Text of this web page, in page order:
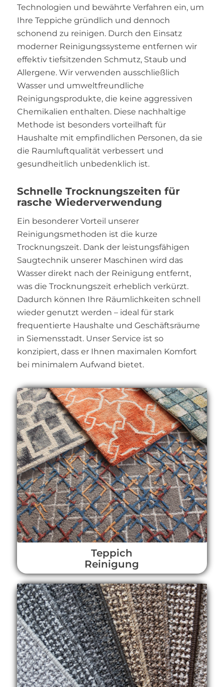
Technologien und bewährte Verfahren ein, um
Ihre Teppiche gründlich und dennoch
schonend zu reinigen. Durch den Einsatz
moderner Reinigungssysteme entfernen wir
effektiv tiefsitzenden Schmutz, Staub und
Allergene. Wir verwenden ausschließlich
Wasser und umweltfreundliche
Reinigungsprodukte, die keine aggressiven
Chemikalien enthalten. Diese nachhaltige
Methode ist besonders vorteilhaft für
Haushalte mit empfindlichen Personen, da sie
die Raumluftqualität verbessert und
gesundheitlich unbedenklich ist.
Schnelle Trocknungszeiten für
rasche Wiederverwendung
Ein besonderer Vorteil unserer
Reinigungsmethoden ist die kurze
Trocknungszeit. Dank der leistungsfähigen
Saugtechnik unserer Maschinen wird das
Wasser direkt nach der Reinigung entfernt,
was die Trocknungszeit erheblich verkürzt.
Dadurch können Ihre Räumlichkeiten schnell
wieder genutzt werden – ideal für stark
frequentierte Haushalte und Geschäftsräume
in Siemensstadt. Unser Service ist so
konzipiert, dass er Ihnen maximalen Komfort
bei minimalem Aufwand bietet.
Teppich
Reinigung